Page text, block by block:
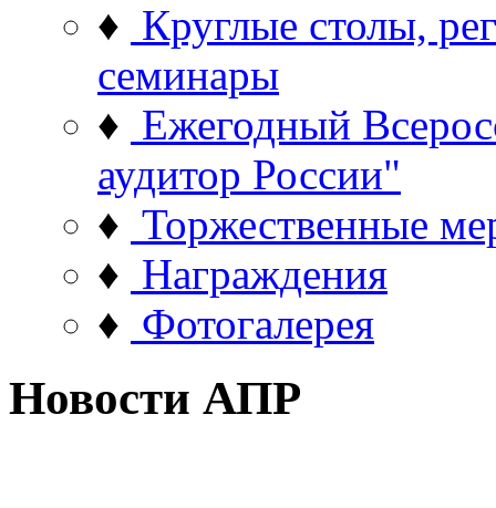
♦ Круглые столы,
семинары
♦ Ежегодный
аудитор России"
♦ Торжественные
♦ Награждения
♦ Фотогалерея
Новости АПР